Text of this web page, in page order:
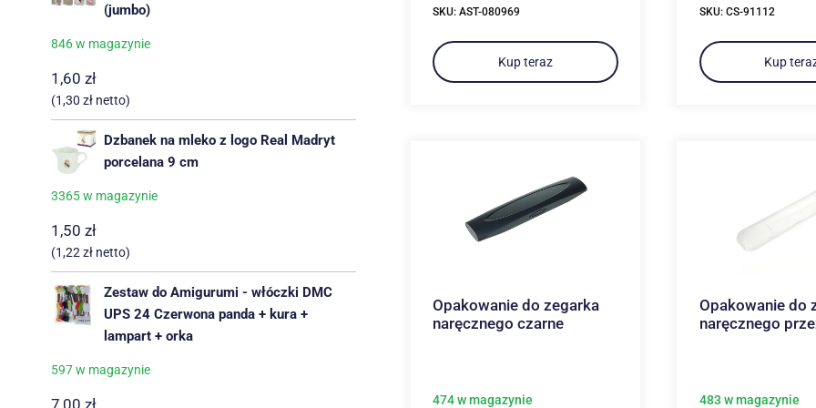
SKU: AST-080969
Kup teraz
SKU: CS-91112
Kup
Opakowanie do zegarka
naręcznego czarne
474 w magazynie
Opakowanie do
naręcznego
483 w magazynie
(jumbo)
846 w magazynie
1,60 zł
(1,30 zł netto)
Dzbanek na mleko z logo Real Madryt
porcelana 9 cm
3365 w magazynie
1,50 zł
(1,22zł netto)
Zestaw do Amigurumi - włóczki DMC
UPS 24 Czerwona panda + kura +
lampart + orka
597 w magazynie